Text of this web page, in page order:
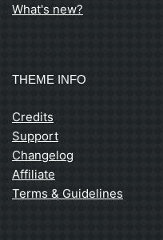
What's new?
THEME INFO
Credits
Support
Changelog
Affiliate
Terms & Guidelines